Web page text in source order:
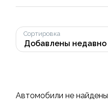
Сортировка
Автомобили не найдены